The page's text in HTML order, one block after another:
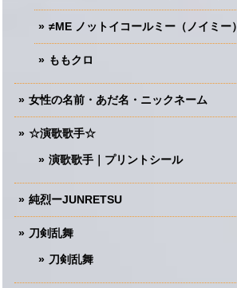
≠ME ノットイコールミー（ノイミー）
ももクロ
女性の名前・あだ名・ニックネーム
☆演歌歌手☆
演歌歌手｜プリントシール
純烈ーJUNRETSU
刀剣乱舞
刀剣乱舞